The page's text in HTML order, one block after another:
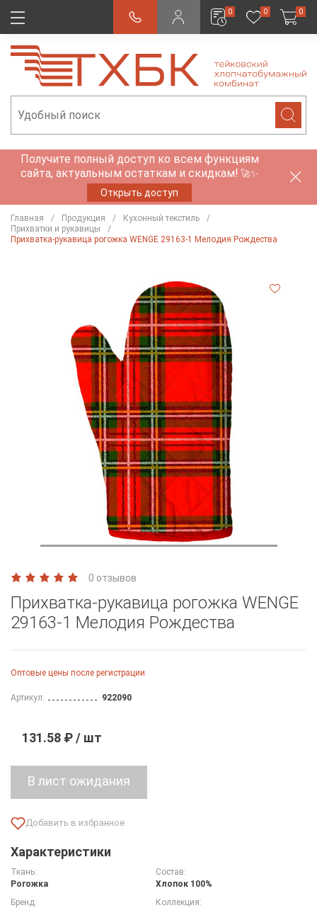
0 0 0
Получите полный доступ ко всем функциям
сайта, актуальным остаткам и скидкам! 🚀✨
Открыть доступ
Главная Продукция
Кухонный текстиль
Прихватки и рукавицы
Прихватка-рукавица рогожка WENGE 29163-1 Мелодия Рождества
0 отзывов
Прихватка-рукавица рогожка WENGE
29163-1 Мелодия Рождества
Оптовые цены после регистрации
Артикул: 922090
131.58 ₽ / шт
Характеристики
Ткань:
Рогожка
Состав:
Хлопок 100%
Бренд:
Коллекция: